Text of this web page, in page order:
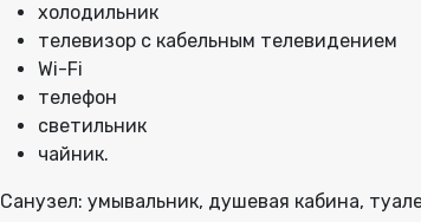
холодильник
телевизор с кабельным телевидением
Wi-Fi
телефон
светильник
чайник.
Санузел: умывальник, душевая кабина,